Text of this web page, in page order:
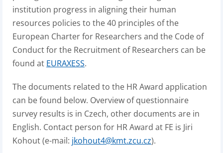
institution progress in aligning their human
resources policies to the 40 principles of the
European Charter for Researchers and the Code of
Conduct for the Recruitment of Researchers can be
found at EURAXESS.
The documents related to the HR Award application
can be found below. Overview of questionnaire
survey results is in Czech, other documents are in
English. Contact person for HR Award at FE is Jiri
Kohout (e-mail: jkohout4@kmt.zcu.cz).